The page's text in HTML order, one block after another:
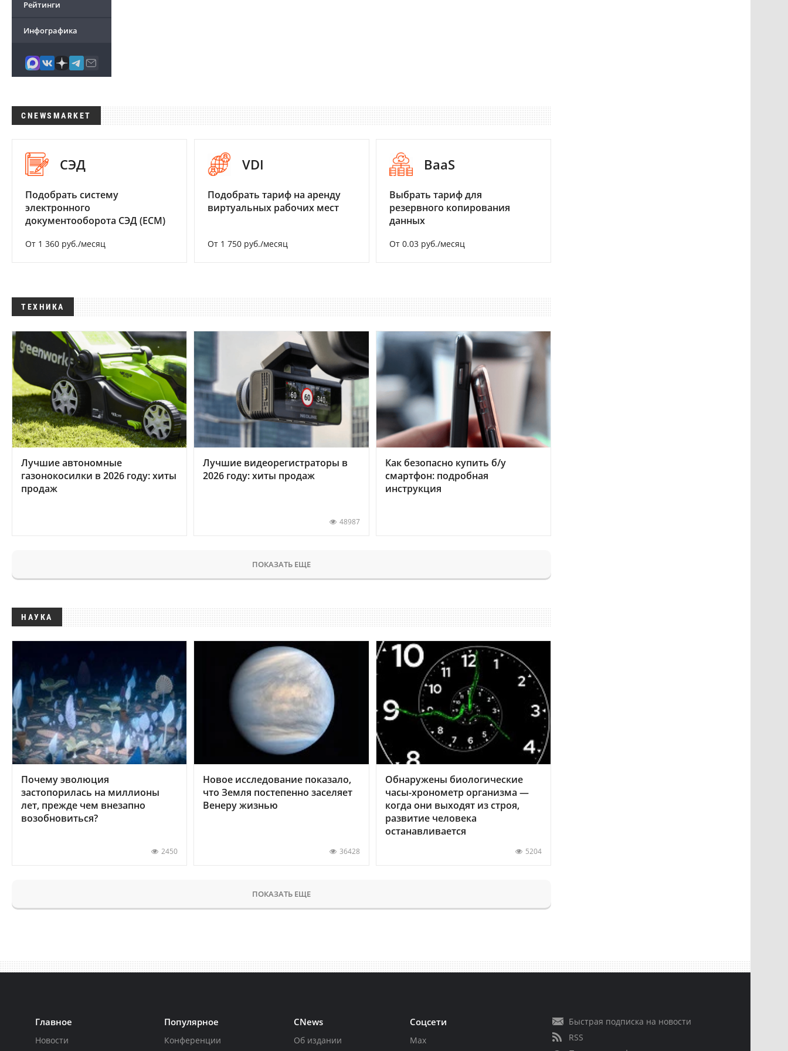
Рейтинги
Инфографика
CNEWSMARKET
СЭД
Подобрать систему
электронного
документооборота СЭД (ECM)
От 1 360 руб./месяц
VDI
Подобрать тариф на аренду
виртуальных рабочих мест
От 1 750 руб./месяц
BaaS
Выбрать тариф для
резервного копирования
данных
От 0.03 руб./месяц
ТЕХНИКА
Лучшие автономные
газонокосилки в 2026 году: хиты
продаж
Лучшие видеорегистраторы в
2026 году: хиты продаж
48987
Как безопасно купить б/у
смартфон: подробная
инструкция
ПОКАЗАТЬ ЕЩЕ
НАУКА
Почему эволюция
застопорилась на миллионы
лет, прежде чем внезапно
возобновиться?
2450
Новое исследование показало,
что Земля постепенно заселяет
Венеру жизнью
36428
Обнаружены биологические
часы-хронометр организма —
когда они выходят из строя,
развитие человека
останавливается
5204
ПОКАЗАТЬ ЕЩЕ
Главное
Новости
Популярное
Конференции
CNews
Об издании
Соцсети
Max
Быстрая подписка на новости
RSS